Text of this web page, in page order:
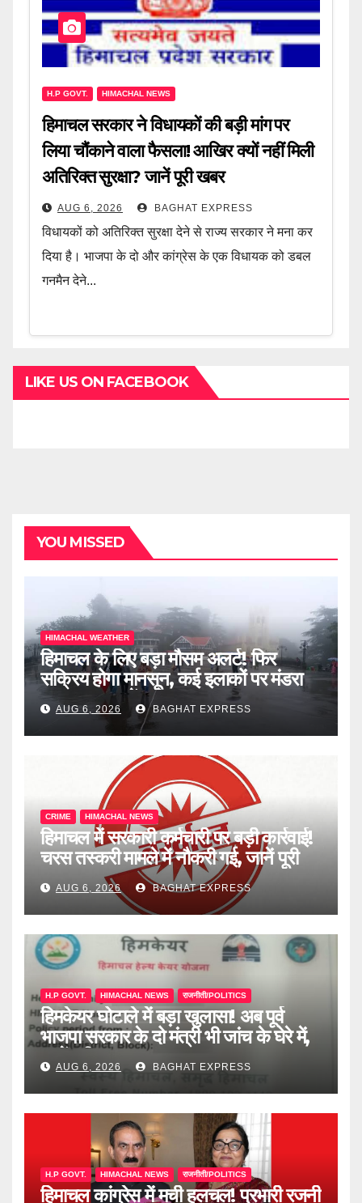
H.P GOVT. HIMACHAL NEWS
हिमाचल सरकार ने विधायकों की बड़ी मांग पर
लिया चौंकाने वाला फैसला! आखिर क्यों नहीं मिली
अतिरिक्त सुरक्षा? जानें पूरी खबर
AUG 6, 2026 BAGHAT EXPRESS
विधायकों को अतिरिक्त सुरक्षा देने से राज्य सरकार ने मना कर
दिया है। भाजपा के दो और कांग्रेस के एक विधायक को डबल
गनमैन देने...
LIKE US ON FACEBOOK
YOU MISSED
HIMACHAL WEATHER
हिमाचल के लिए बड़ा मौसम अलर्ट! फिर
सक्रिय होगा मानसून, कई इलाकों पर मंडरा
रहा खतरा, जानें पूरी खबर
AUG 6, 2026 BAGHAT EXPRESS
CRIME HIMACHAL NEWS
हिमाचल में सरकारी कर्मचारी पर बड़ी कार्रवाई!
चरस तस्करी मामले में नौकरी गई, जानें पूरी
खबरAUG 6, 2026 BAGHAT EXPRESS
H.P GOVT. HIMACHAL NEWS राजनीती/POLITICS
हिमकेयर घोटाले में बड़ा खुलासा! अब पूर्व
भाजपा सरकार के दो मंत्री भी जांच के घेरे में,
जानें पूरी खबर
AUG 6, 2026 BAGHAT EXPRESS
H.P GOVT. HIMACHAL NEWS राजनीती/POLITICS
हिमाचल कांग्रेस में मची हलचल! प्रभारी रजनी